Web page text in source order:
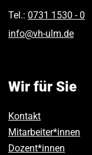
Tel.: 0731 1530 ‑ 0
info@vh-ulm.de
Wir für Sie
Kontakt
Mitarbeiter*innen
Dozent*innen